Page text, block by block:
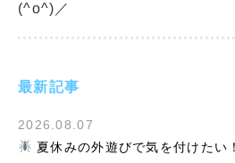
最新記事
2026.08.07
夏休みの外遊びで気を付けたい
(^o^)／